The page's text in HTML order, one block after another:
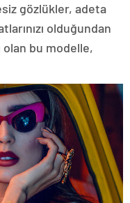
gözlükler, adeta
olduğundan
olan bu modelle,